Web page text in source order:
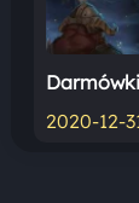
2020-12-